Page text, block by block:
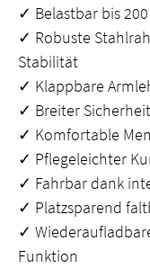
✓ Belastbar bis
✓ Robuste
Stabilität
✓ Klappbare
✓ Breiter
✓ Komfortable
✓ Pflegeleichter
✓ Fahrbar dank
✓ Platzsparend
✓
Funktion